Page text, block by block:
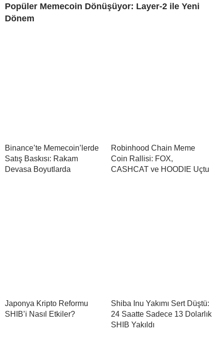
Popüler Memecoin Dönüşüyor: Layer-2 ile Yeni
Dönem
Binance’te Memecoin’lerde
Satış Baskısı: Rakam
Devasa Boyutlarda
Robinhood Chain Meme
Coin Rallisi: FOX,
CASHCAT ve HOODIE Uçtu
Japonya Kripto Reformu
SHIB’i Nasıl Etkiler?
Shiba Inu Yakımı Sert Düştü:
24 Saatte Sadece 13 Dolarlık
SHIB Yakıldı